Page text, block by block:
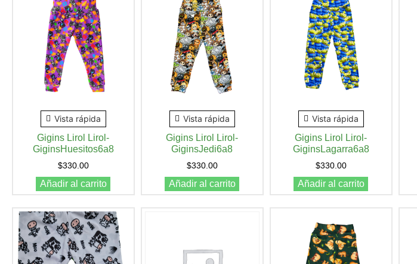
Vista rápida
Gigins Lirol Lirol-
GiginsHuesitos6a8
$330.00
Añadir al carrito
Vista rápida
Gigins Lirol Lirol-
GiginsJedi6a8
$330.00
Añadir al carrito
Vista rápida
Gigins Lirol Lirol-
GiginsLagarra6a8
$330.00
Añadir al carrito